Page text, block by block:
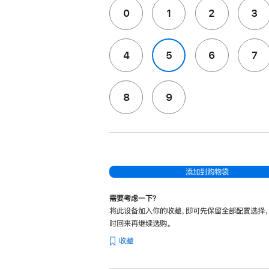
0 1 2 3
4 5 6 7
8 9
添加到购物袋
需要考虑一下？
将此设备加入你的收藏，即可先保留全部配置选择
时回来再继续选购。
收藏